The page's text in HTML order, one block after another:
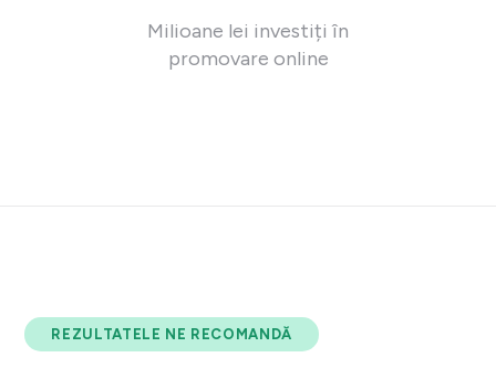
Milioane lei investiți în
promovare online
REZULTATELE NE RECOMANDĂ